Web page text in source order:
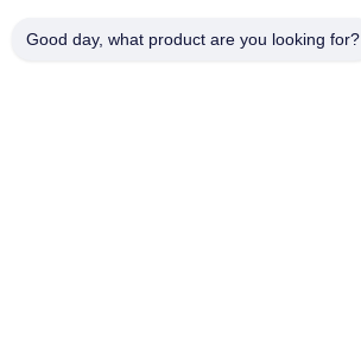
Hubungi Kami
Good day, what product are you looking for?